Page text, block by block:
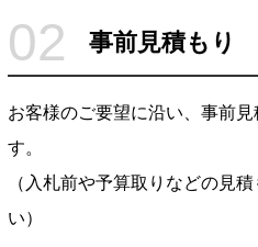
02 事前見積もり
お客様のご要望に沿い、事前
す。
（入札前や予算取りなどの見
い）